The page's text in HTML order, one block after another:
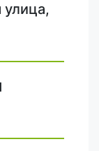
улица,